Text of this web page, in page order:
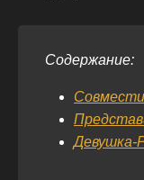
Содержание:
Девушка-